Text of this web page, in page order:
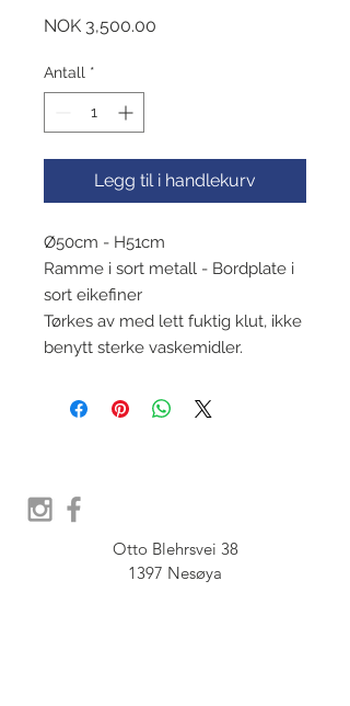
NOK 3,500.00
Antall *
Legg til i handlekurv
Ø50cm - H51cm
Ramme i sort metall - Bordplate i
sort eikefiner
Tørkes av med lett fuktig klut, ikke
benytt sterke vaskemidler.
Otto Blehrsvei 38
1397 Nesøya